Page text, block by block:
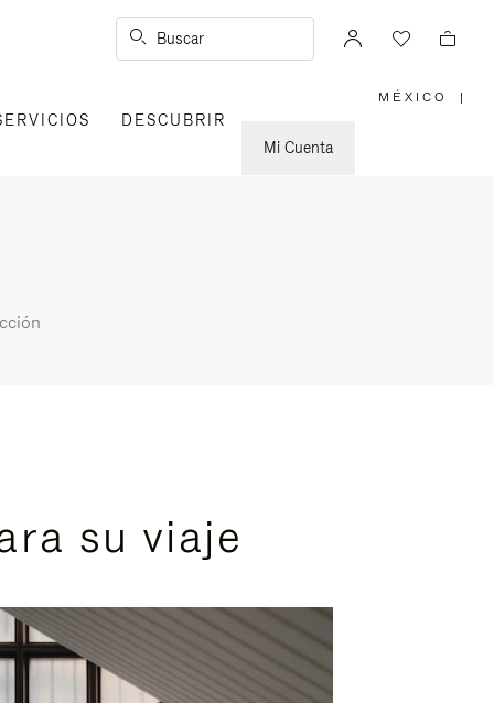
Buscar
DESCUBRIR
Mi Cuenta
MÉXICO |
su viaje